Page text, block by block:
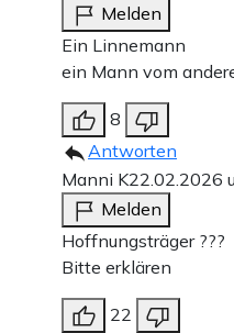
Melden
Ein Linnemann
ein Mann vom
8
Antworten
Manni K22.02.2026
Melden
Hoffnungsträger ???
Bitte erklären
22